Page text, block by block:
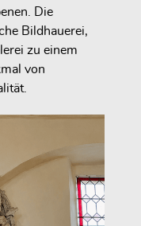
Die
Bildhauerei,
zu einem
von